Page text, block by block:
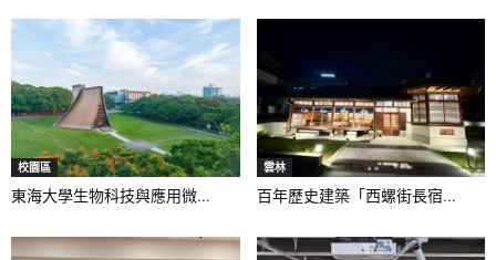
校園區
東海大學生物科技與應用微...
雲林
百年歷史建築「西螺街長宿...